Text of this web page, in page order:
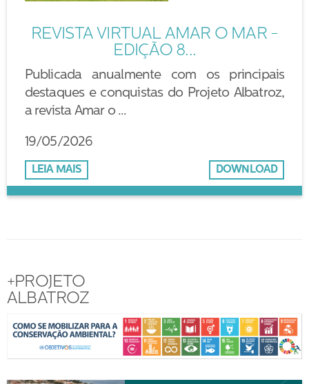
REVISTA VIRTUAL AMAR O MAR -
EDIÇÃO 8...
Publicada anualmente com os principais
destaques e conquistas do Projeto Albatroz,
a revista Amar o ...
19/05/2026
DOWNLOAD
LEIA MAIS
+PROJETO
ALBATROZ